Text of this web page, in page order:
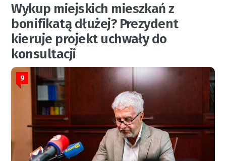
Wykup miejskich mieszkań z
bonifikatą dłużej? Prezydent
kieruje projekt uchwały do
konsultacji
9